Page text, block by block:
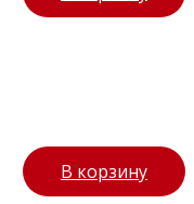
В корзину